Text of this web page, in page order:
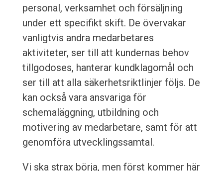
personal, verksamhet och försäljning
under ett specifikt skift. De övervakar
vanligtvis andra medarbetares
aktiviteter, ser till att kundernas behov
tillgodoses, hanterar kundklagomål och
ser till att alla säkerhetsriktlinjer följs. De
kan också vara ansvariga för
schemaläggning, utbildning och
motivering av medarbetare, samt för att
genomföra utvecklingssamtal.
Vi ska strax börja, men först kommer här